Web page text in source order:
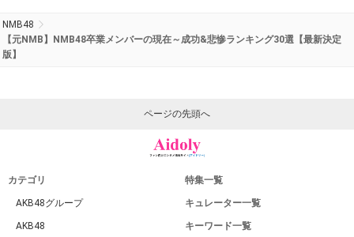
NMB48
【元NMB】NMB48卒業メンバーの現在～成功&悲惨ランキング30選【最新決定
版】
ページの先頭へ
カテゴリ
AKB48グループ
AKB48
特集一覧
キュレーター一覧
キーワード一覧